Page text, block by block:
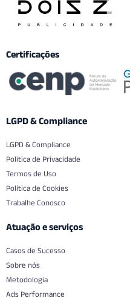
Certificações
LGPD & Compliance
LGPD & Compliance
Politica de Privacidade
Termos de Uso
Política de Cookies
Trabalhe Conosco
Atuação e serviços
Casos de Sucesso
Sobre nós
Metodologia
Ads Performance